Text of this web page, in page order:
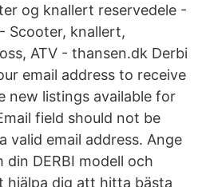
og knallert reservedele -
Scooter, knallert,
ATV - thansen.dk Derbi
email address to receive
new listings available for
field should not be
valid email address. Ange
DERBI modell och
hjälpa dig att hitta bästa